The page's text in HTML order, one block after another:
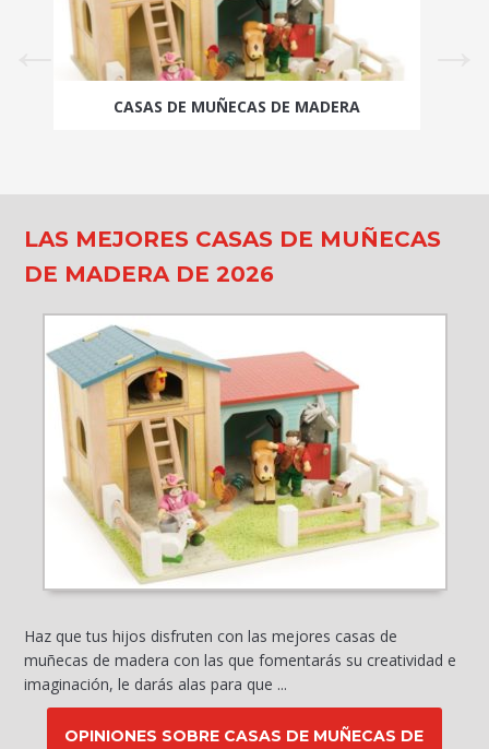
CASAS DE MUÑECAS DE MADERA
LAS MEJORES CASAS DE MUÑECAS
DE MADERA DE 2026
Haz que tus hijos disfruten con las mejores casas de
muñecas de madera con las que fomentarás su creatividad e
imaginación, le darás alas para que ...
OPINIONES SOBRE CASAS DE MUÑECAS DE